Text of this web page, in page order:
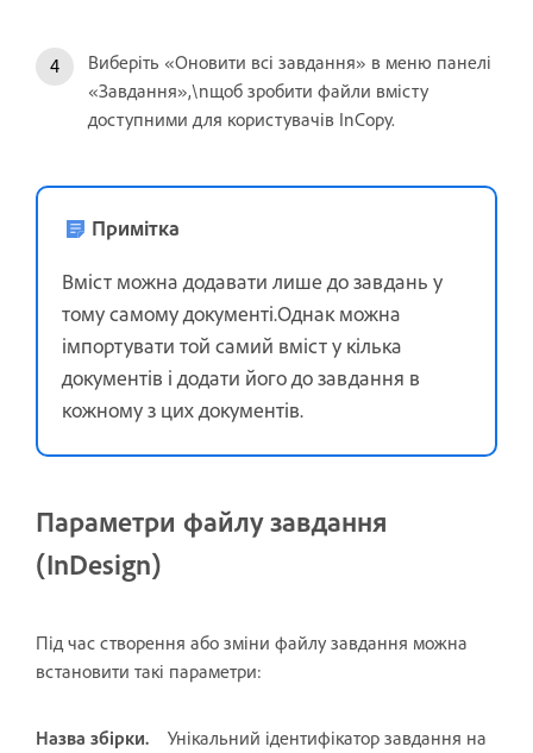
Виберіть «Оновити всі завдання» в меню панелі
«Завдання»,\nщоб зробити файли вмісту
доступними для користувачів InCopy.
Примітка
Вміст можна додавати лише до завдань у
тому самому документі.Однак можна
імпортувати той самий вміст у кілька
документів і додати його до завдання в
кожному з цих документів.
Параметри файлу завдання
(InDesign)
Під час створення або зміни файлу завдання можна
встановити такі параметри:
Назва збірки.
Унікальний ідентифікатор завдання на